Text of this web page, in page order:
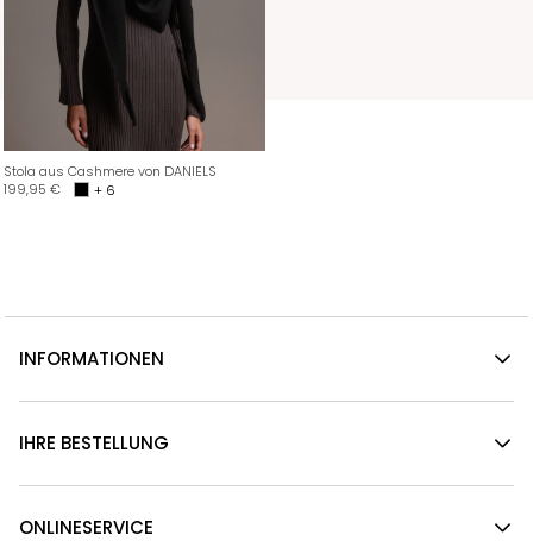
Stola aus Cashmere von DANIELS
199,95 € + 6
INFORMATIONEN
IHRE BESTELLUNG
ONLINESERVICE